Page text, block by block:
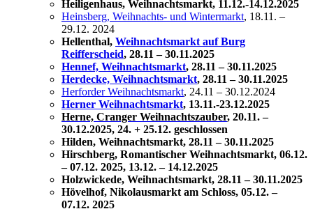
Heiligenhaus, Weihnachtsmarkt, 11.12.-14.12.2025
Heinsberg, Weihnachts- und Wintermarkt, 18.11. –
29.12. 2024
Hellenthal, Weihnachtsmarkt auf Burg
Reifferscheid, 28.11 – 30.11.2025
Hennef, Weihnachtsmarkt, 28.11 – 30.11.2025
Herdecke, Weihnachtsmarkt, 28.11 – 30.11.2025
Herforder Weihnachtsmarkt, 24.11 – 30.12.2024
Herner Weihnachtsmarkt, 13.11.-23.12.2025
Herne, Cranger Weihnachtszauber, 20.11. –
30.12.2025, 24. + 25.12. geschlossen
Hilden, Weihnachtsmarkt, 28.11 – 30.11.2025
Hirschberg, Romantischer Weihnachtsmarkt, 06.12.
– 07.12. 2025, 13.12. – 14.12.2025
Holzwickede, Weihnachtsmarkt, 28.11 – 30.11.2025
Hövelhof, Nikolausmarkt am Schloss, 05.12. –
07.12. 2025